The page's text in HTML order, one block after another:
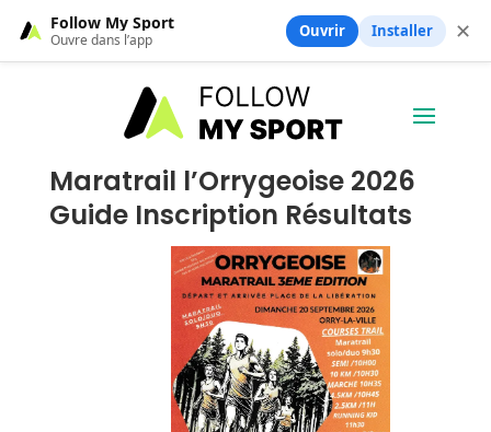
Maratrail l’Orrygeoise 2026
Guide Inscription Résultats
Follow My Sport
Ouvre dans l’app Ouvrir Installer ✕